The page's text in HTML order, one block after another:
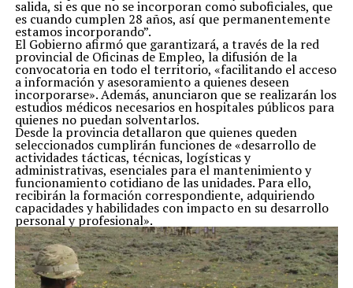
salida, si es que no se incorporan como suboficiales, que
es cuando cumplen 28 años, así que permanentemente
estamos incorporando”.
El Gobierno afirmó que garantizará, a través de la red
provincial de Oficinas de Empleo, la difusión de la
convocatoria en todo el territorio, «facilitando el acceso
a información y asesoramiento a quienes deseen
incorporarse». Además, anunciaron que se realizarán los
estudios médicos necesarios en hospitales públicos para
quienes no puedan solventarlos.
Desde la provincia detallaron que quienes queden
seleccionados cumplirán funciones de «desarrollo de
actividades tácticas, técnicas, logísticas y
administrativas, esenciales para el mantenimiento y
funcionamiento cotidiano de las unidades. Para ello,
recibirán la formación correspondiente, adquiriendo
capacidades y habilidades con impacto en su desarrollo
personal y profesional».